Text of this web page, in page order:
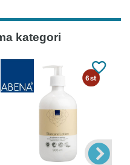
kategori